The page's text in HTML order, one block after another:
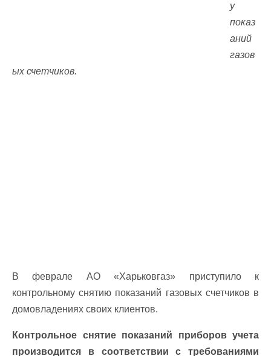
у
показ
аний
газов
ых счетчиков.
В феврале АО «Харьковгаз» приступило к
контрольному снятию показаний газовых счетчиков в
домовладениях своих клиентов.
Контрольное снятие показаний приборов учета
производится в соответствии с требованиями